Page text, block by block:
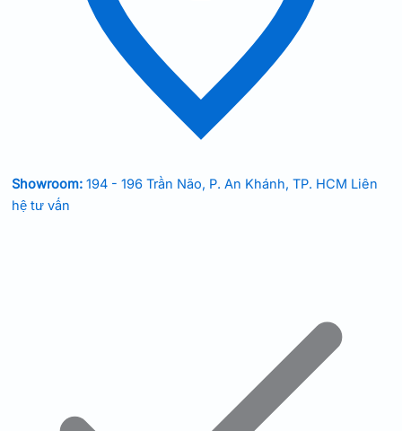
Showroom: 194 - 196 Trần Não, P. An Khánh, TP. HCM Liên
hệ tư vấn